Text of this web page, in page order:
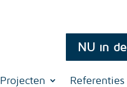
NU in
Projecten Referenties